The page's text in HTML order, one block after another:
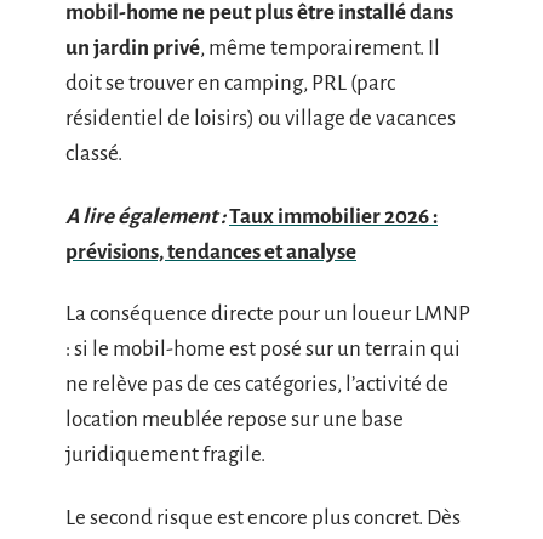
mobil-home ne peut plus être installé dans
un jardin privé, même temporairement. Il
doit se trouver en camping, PRL (parc
résidentiel de loisirs) ou village de vacances
classé.
A lire également :Taux immobilier 2026 :
prévisions, tendances et analyse
La conséquence directe pour un loueur LMNP
: si le mobil-home est posé sur un terrain qui
ne relève pas de ces catégories, l’activité de
location meublée repose sur une base
juridiquement fragile.
Le second risque est encore plus concret. Dès